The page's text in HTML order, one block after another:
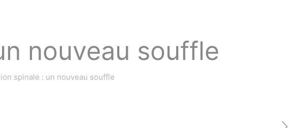
nouveau souffle
spinale : un nouveau souffle